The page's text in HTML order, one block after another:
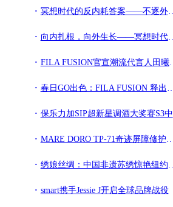
冥想时代的反内耗答案——不逐外物，只向心寻
向内扎根，向外生长——冥想时代的身心归真宣言
FILA FUSION官宣潮流代言人田曦薇 在风格融合中探寻“曦”引之力
春日GO出色：FILA FUSION 释出全新五色URBAN TECH新机服与COMO湖系户外鞋
保乐力加SIP超新星调酒大奖赛S3中国大陆赛区总决赛圆满收官
MARE DORO TP-71奇迹屏障修护乳：搞定春日敏感肌难题
绣娘丝绸：中国非遗苏绣惊艳纽约时装周
smart携手Jessie J开启全球品牌战役